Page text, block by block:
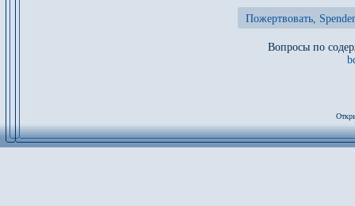
Пожертвовать,
Вопросы по